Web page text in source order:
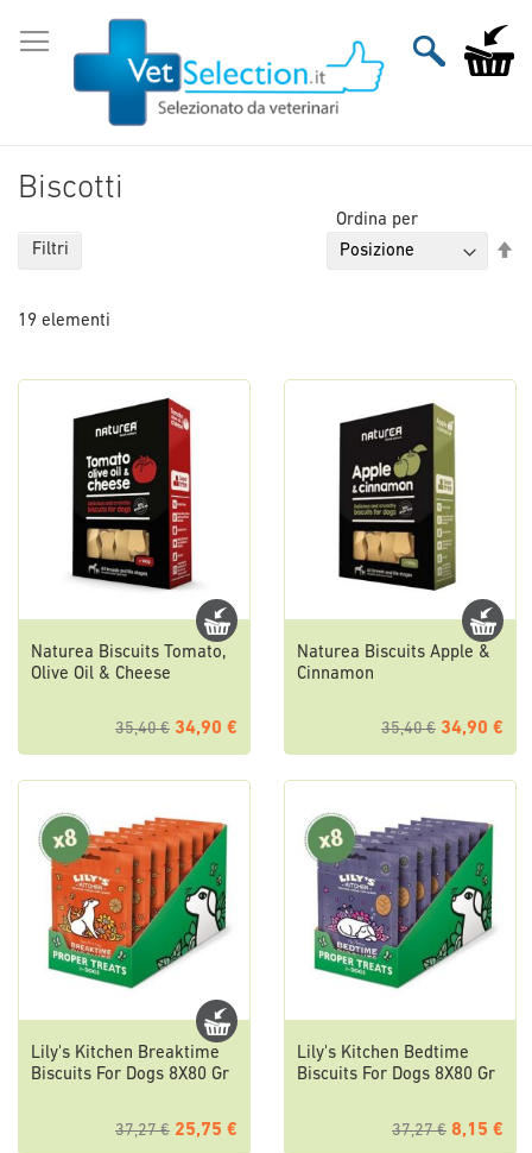
al
contenuto
Carrello
Biscotti
19 elementi
Ordina per
Naturea Biscuits Tomato,
Olive Oil & Cheese
35,40 € 34,90 €
Naturea Biscuits Apple &
Cinnamon
35,40 € 34,90 €
Lily's Kitchen Breaktime
Biscuits For Dogs 8X80 Gr
37,27 € 25,75 €
Lily's Kitchen Bedtime
Biscuits For Dogs 8X80 Gr
37,27 € 8,15 €
Filtri